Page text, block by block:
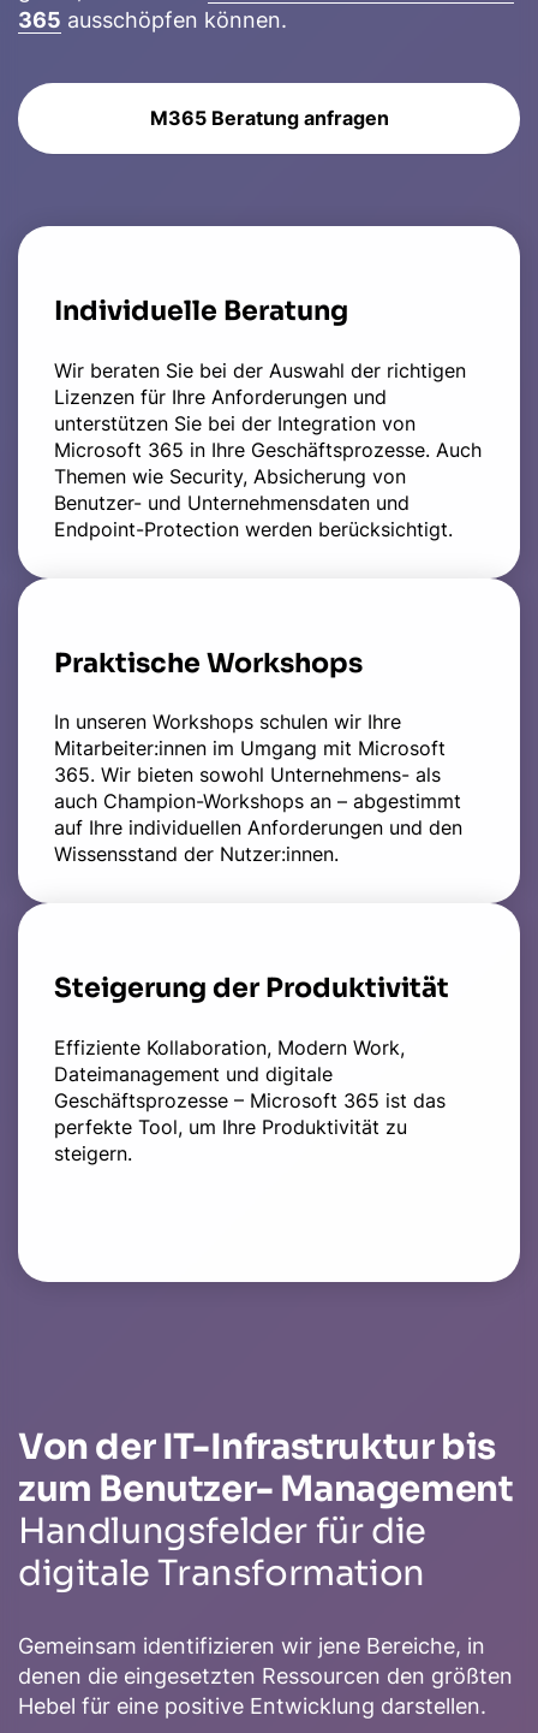
365 ausschöpfen können.
M365 Beratung anfragen
Individuelle Beratung
Wir beraten Sie bei der Auswahl der richtigen
Lizenzen für Ihre Anforderungen und
unterstützen Sie bei der Integration von
Microsoft 365 in Ihre Geschäftsprozesse. Auch
Themen wie Security, Absicherung von
Benutzer- und Unternehmensdaten und
Endpoint-Protection werden berücksichtigt.
Praktische Workshops
In unseren Workshops schulen wir Ihre
Mitarbeiter:innen im Umgang mit Microsoft
365. Wir bieten sowohl Unternehmens- als
auch Champion-Workshops an – abgestimmt
auf Ihre individuellen Anforderungen und den
Wissensstand der Nutzer:innen.
Steigerung der Produktivität
Effiziente Kollaboration, Modern Work,
Dateimanagement und digitale
Geschäftsprozesse – Microsoft 365 ist das
perfekte Tool, um Ihre Produktivität zu
steigern.
Von der IT-Infrastruktur bis
zum Benutzer- Management
Handlungsfelder für die
digitale Transformation
Gemeinsam identifizieren wir jene Bereiche, in
denen die eingesetzten Ressourcen den größten
Hebel für eine positive Entwicklung darstellen.